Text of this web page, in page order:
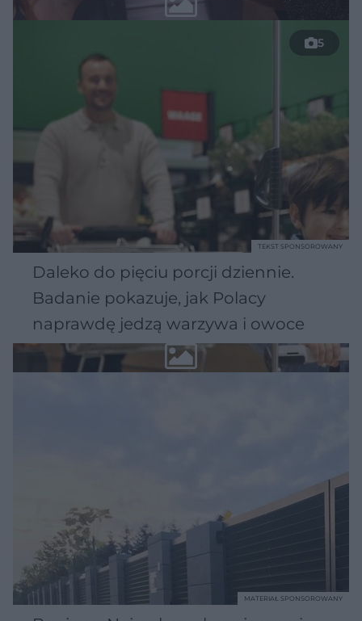
5
Daleko do pięciu porcji dziennie.
Badanie pokazuje, jak Polacy
naprawdę jedzą warzywa i owoce
TEKST SPONSOROWANY
MATERIAŁ SPONSOROWANY